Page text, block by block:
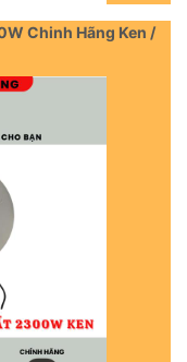
Chinh Hãng Ken /